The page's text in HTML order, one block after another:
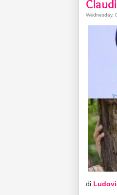
Wednesday,
di